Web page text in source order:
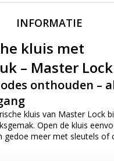
INFORMATIE
kluis met
– Master Lock
onthouden –
kluis van Master Lock
Open de kluis
gedoe meer met sleutels of